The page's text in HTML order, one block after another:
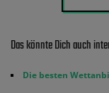
Das könnte Dich auch
Die besten